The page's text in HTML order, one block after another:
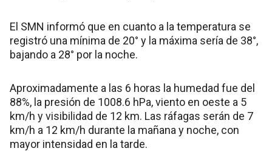
El SMN informó que en cuanto a la temperatura se
registró una mínima de 20° y la máxima sería de 38°,
bajando a 28° por la noche.
Aproximadamente a las 6 horas la humedad fue del
88%, la presión de 1008.6 hPa, viento en oeste a 5
km/h y visibilidad de 12 km. Las ráfagas serán de 7
km/h a 12 km/h durante la mañana y noche, con
mayor intensidad en la tarde.